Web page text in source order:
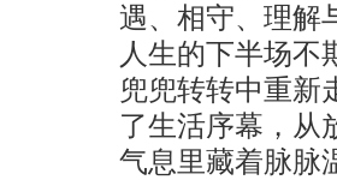
遇、相守、理解
人生的下半场不
兜兜转转中重新
了生活序幕，从
气息里藏着脉脉